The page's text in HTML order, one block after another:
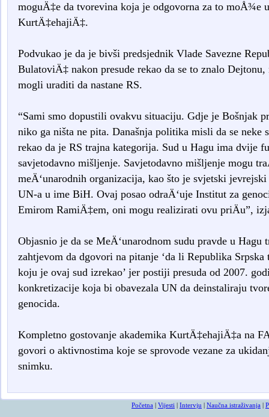
moguÄ‡e da tvorevina koja je odgovorna za to moÅ¾e
KurtÄ‡ehajiÄ‡.
Podvukao je da je bivši predsjednik Vlade Savezne
BulatoviÄ‡ nakon presude rekao da se to znalo
mogli uraditi da nastane RS.
“Sami smo dopustili ovakvu situaciju. Gdje je Bošnjak
niko ga ništa ne pita. Današnja politika misli da se
rekao da je RS trajna kategorija. Sud u Hagu ima dvije
savjetodavno mišljenje. Savjetodavno mišljenje mogu
meÄ‘unarodnih organizacija, kao što je svjetski
UN-a u ime BiH. Ovaj posao odraÄ‘uje Institut za
Emirom RamiÄ‡em, oni mogu realizirati ovu priÄu”,
Objasnio je da se MeÄ‘unarodnom sudu pravde u Hagu
zahtjevom da dgovori na pitanje ‘da li Republika
koju je ovaj sud izrekao’ jer postiji presuda od 2007.
konkretizacije koja bi obavezala UN da deinstaliraju
genocida.
Kompletno gostovanje akademika KurtÄ‡ehajiÄ‡a na
govori o aktivnostima koje se sprovode vezane za
snimku.
Početna Vijesti Intervju Naučna istraživanja